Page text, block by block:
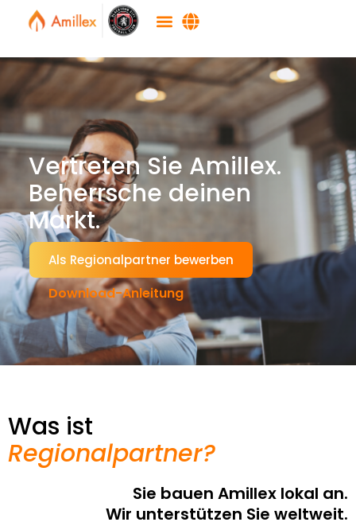
Vertreten Sie Amillex.
Beherrsche deinen
Markt.
Als Regionalpartner bewerben
Download-Anleitung
Was ist
Regionalpartner?
Sie bauen Amillex lokal an.
Wir unterstützen Sie weltweit.